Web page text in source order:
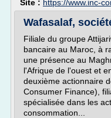
Site : https://www.inc-
Wafasalaf,
Filiale du groupe
bancaire au Maroc, à
une présence au
l'Afrique de l'ouest et
deuxième actionnaire
Consumer Finance),
spécialisée dans les
consommation...